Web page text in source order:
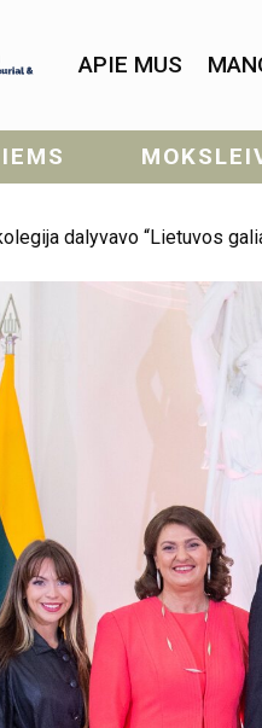
APIE MUS
dalyvavo “Lietuvos